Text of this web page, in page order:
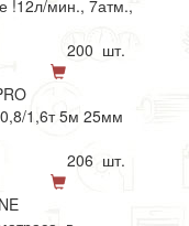
!12л/мин., 7атм.,
200 шт.
1,6т 5м 25мм
206 шт.